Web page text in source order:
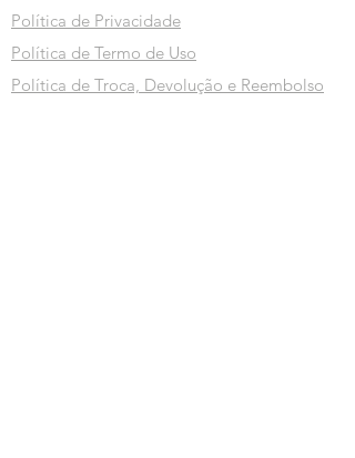
Política de Privacidade
Política de Termo de Uso
Política de Troca, Devolução e Reembolso